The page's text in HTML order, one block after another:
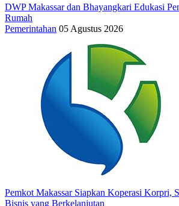
DWP Makassar dan Bhayangkari Edukasi
Rumah
Pemerintahan 05 Agustus 2026
Pemkot Makassar Siapkan Koperasi Korpri,
Bisnis yang Berkelanjutan